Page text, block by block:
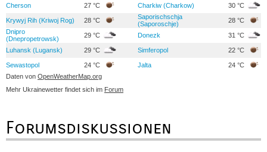
Cherson 27 °C Charkiw (Charkow) 30 °C
Krywyj Rih (Kriwoj Rog) 28 °C
Saporischschja
(Saporoschje)
28 °C
Dnipro
(Dnepropetrowsk)
29 °C Donezk 31 °C
Luhansk (Lugansk) 29 °C Simferopol 22 °C
Sewastopol 24 °C Jalta
24 °C
Daten von OpenWeatherMap.org
Mehr Ukrainewetter findet sich im Forum
Forumsdiskussionen